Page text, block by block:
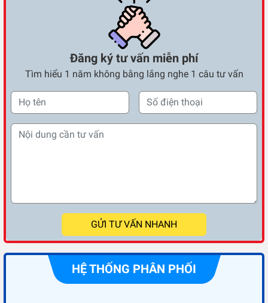
Đăng ký tư vấn miễn phí
Tìm hiểu 1 năm không bằng lắng nghe 1 câu tư vấn
GỬI TƯ VẤN NHANH
HỆ THỐNG PHÂN PHỐI